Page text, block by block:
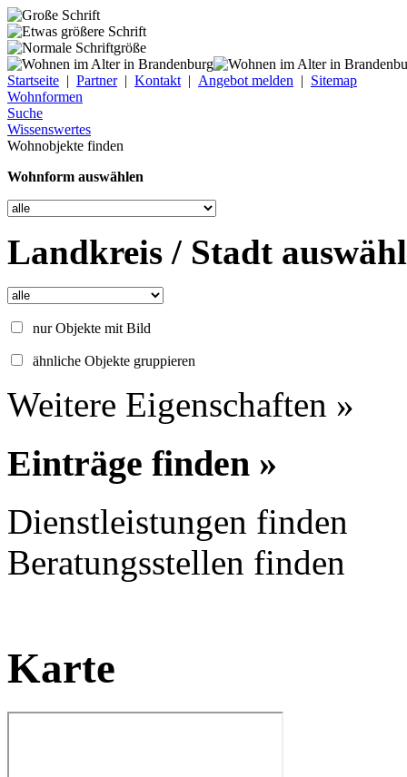
Startseite | Partner| Kontakt | Angebot melden | Sitemap
Wohnformen
Suche
Wissenswertes
Wohnobjekte finden
Wohnform auswählen
Landkreis / Stadt
nur Objekte mit Bild
ähnliche Objekte gruppieren
Weitere Eigenschaften »
Einträge finden »
Dienstleistungen finden
Beratungsstellen finden
Karte